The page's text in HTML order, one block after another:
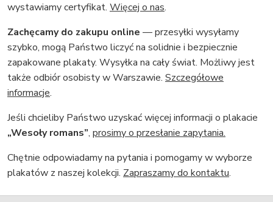
wystawiamy certyfikat. Więcej o nas.
Zachęcamy do zakupu online — przesyłki wysyłamy
szybko, mogą Państwo liczyć na solidnie i bezpiecznie
zapakowane plakaty. Wysyłka na cały świat. Możliwy jest
także odbiór osobisty w Warszawie. Szczegółowe
informacje.
Jeśli chcieliby Państwo uzyskać więcej informacji o plakacie
„Wesoły romans”, prosimy o przesłanie zapytania.
Chętnie odpowiadamy na pytania i pomogamy w wyborze
plakatów z naszej kolekcji. Zapraszamy do kontaktu.